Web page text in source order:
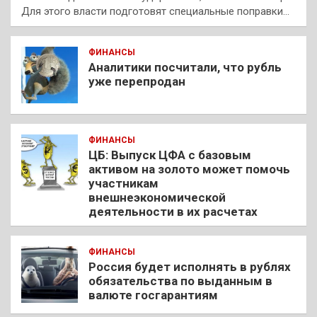
Для этого власти подготовят специальные поправки…
ФИНАНСЫ
Аналитики посчитали, что рубль
уже перепродан
ФИНАНСЫ
ЦБ: Выпуск ЦФА с базовым
активом на золото может помочь
участникам
внешнеэкономической
деятельности в их расчетах
ФИНАНСЫ
Россия будет исполнять в рублях
обязательства по выданным в
валюте госгарантиям